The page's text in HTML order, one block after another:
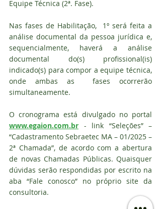
Equipe Técnica (2ª. Fase).
Nas fases de Habilitação,  1º será feita a
análise documental da pessoa jurídica e,
sequencialmente, haverá a análise
documental do(s) profissional(is)
indicado(s) para compor a equipe técnica,
onde ambas as  fases ocorrerão
simultaneamente.
www.egaion.com.br - link “Seleções” –
“Cadastramento Sebraetec MA – 01/2025 –
2ª Chamada”, de acordo com a abertura
de novas Chamadas Públicas. Quaisquer
dúvidas serão respondidas por escrito na
aba “Fale conosco” no próprio site da
consultoria.